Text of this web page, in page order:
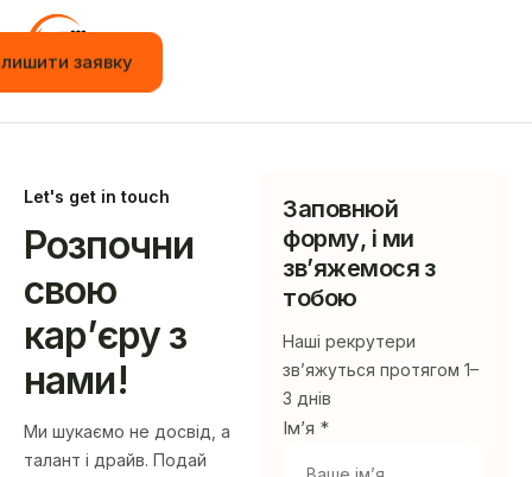
Головна
Стажування
Навчання
Події
JOT App
Новини
Контакти
заявку
Let's get in touch
Розпочни
свою
кар’єру з
нами!
Ми шукаємо не досвід, а
талант і драйв. Подай
Заповнюй
форму, і ми
зв’яжемося з
тобою
Наші рекрутери
зв’яжуться протягом 1–
3 днів
Ім’я *